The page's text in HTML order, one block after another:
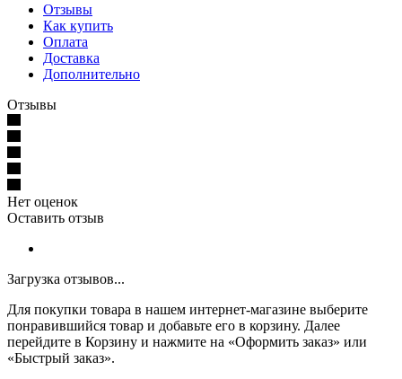
Отзывы
Как купить
Оплата
Доставка
Дополнительно
Отзывы
Нет оценок
Оставить отзыв
Загрузка отзывов...
Для покупки товара в нашем интернет-магазине выберите
понравившийся товар и добавьте его в корзину. Далее
перейдите в Корзину и нажмите на «Оформить заказ» или
«Быстрый заказ».